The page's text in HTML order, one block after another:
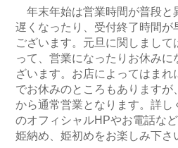
年末年始は営業時間が普段と
遅くなったり、受付終了時間が
ございます。元旦に関しまして
って、営業になったりお休み
ざいます。お店によってはまれ
でお休みのところもありますが
から通常営業となります。詳し
のオフィシャルHPやお電話な
姫納め、姫初めをお楽しみ下さ